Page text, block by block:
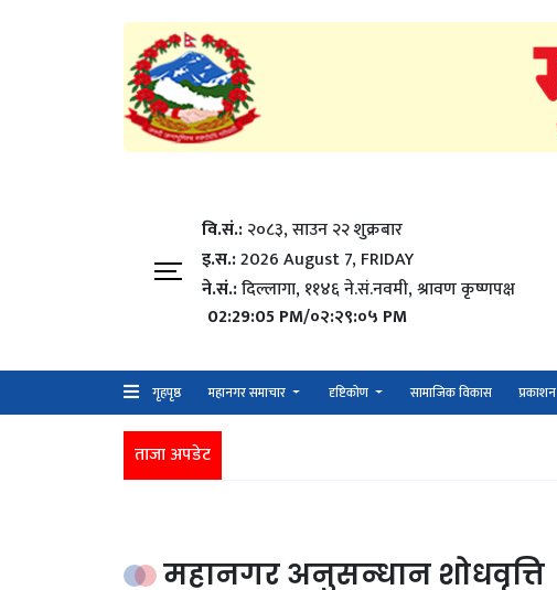
वि.सं.:२०८३, साउन २२ शुक्रबार​
इ.स.:2026 August 7, FRIDAY
ने.सं.:दिल्लागा, ११४६ ने.सं.नवमी, श्रावण कृष्णपक्ष
02:29:05 PM/०२:२९:०५ PM
गृहपृष्ठ महानगर समाचार दृष्टिकोण सामाजिक विकास प्रकाशन
ताजा अपडेट
महानगर अनुसन्धान शोधवृत्ति